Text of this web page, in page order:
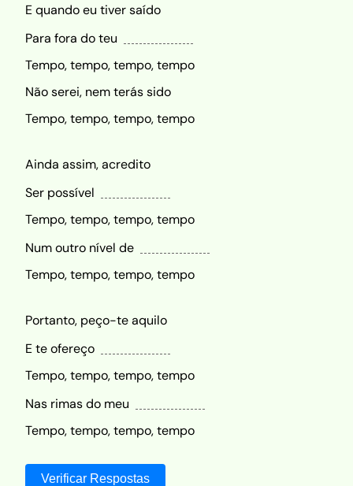
E quando eu tiver saído
Para fora do teu
Tempo, tempo, tempo, tempo
Não serei, nem terás sido
Tempo, tempo, tempo, tempo
Ainda assim, acredito
Ser possível
Tempo, tempo, tempo, tempo
Num outro nível de
Tempo, tempo, tempo, tempo
Portanto, peço-te aquilo
E te ofereço
Tempo, tempo, tempo, tempo
Nas rimas do meu
Tempo, tempo, tempo, tempo
Verificar Respostas